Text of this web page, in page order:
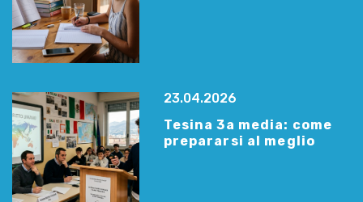
23.04.2026
Tesina 3a media: come
prepararsi al meglio